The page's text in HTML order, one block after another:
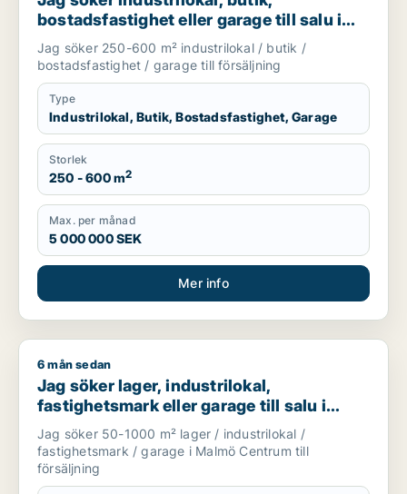
bostadsfastighet eller garage till salu i
Skåne
Jag söker 250-600 m² industrilokal / butik /
bostadsfastighet / garage till försäljning
Type
Industrilokal, Butik, Bostadsfastighet, Garage
Storlek
250 - 600 m2
Max. per månad
5 000 000 SEK
Mer info
Jag söker lager, industrilokal, fastighetsmark eller garage
6 mån sedan
Jag söker lager, industrilokal,
fastighetsmark eller garage till salu i
Malmö Centrum
Jag söker 50-1000 m² lager / industrilokal /
fastighetsmark / garage i Malmö Centrum till
försäljning